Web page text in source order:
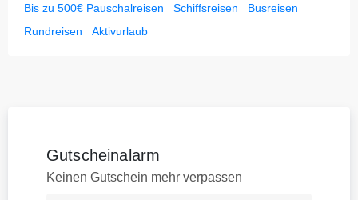
Bis zu 500€ Pauschalreisen
Schiffsreisen
Busreisen
Rundreisen
Aktivurlaub
Gutscheinalarm
Keinen Gutschein mehr verpassen